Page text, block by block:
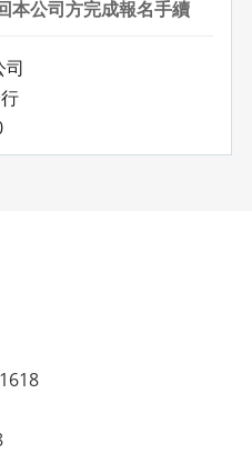
本公司方完成報名手續
司